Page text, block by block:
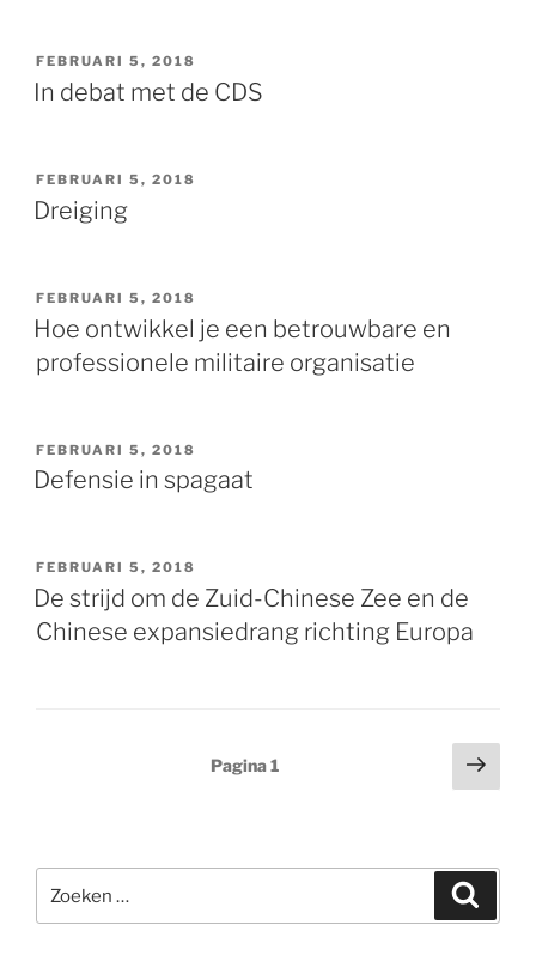
GEPLAATST
OP
FEBRUARI 5, 2018
In debat met de CDS
GEPLAATST
OP
FEBRUARI 5, 2018
Dreiging
GEPLAATST
OP
FEBRUARI 5, 2018
Hoe ontwikkel je een betrouwbare en
professionele militaire organisatie
GEPLAATST
OP
FEBRUARI 5, 2018
Defensie in spagaat
GEPLAATST
OP
FEBRUARI 5, 2018
De strijd om de Zuid-Chinese Zee en de
Chinese expansiedrang richting Europa
Pagina1
naar: